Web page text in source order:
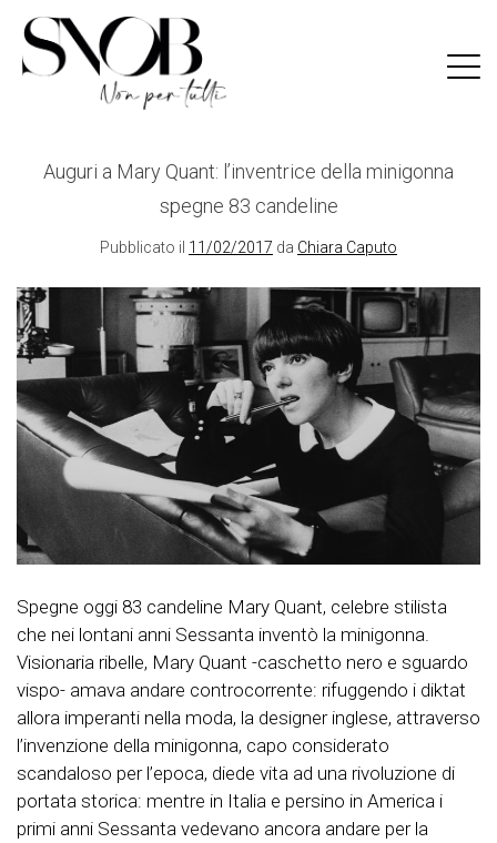
content
Auguri a Mary Quant: l’inventrice della minigonna
spegne 83 candeline
Pubblicato il 11/02/2017 da Chiara Caputo
Spegne oggi 83 candeline Mary Quant, celebre stilista
che nei lontani anni Sessanta inventò la minigonna.
Visionaria ribelle, Mary Quant -caschetto nero e sguardo
vispo- amava andare controcorrente: rifuggendo i diktat
allora imperanti nella moda, la designer inglese, attraverso
l’invenzione della minigonna, capo considerato
scandaloso per l’epoca, diede vita ad una rivoluzione di
portata storica: mentre in Italia e persino in America i
primi anni Sessanta vedevano ancora andare per la